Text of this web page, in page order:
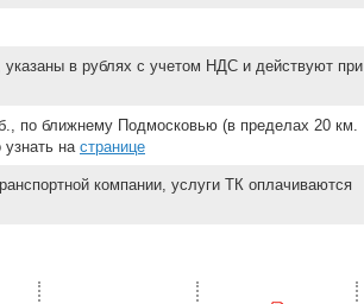
в рублях с учетом НДС и действуют при
по ближнему Подмосковью (в пределах 20 км.
на странице
компании, услуги ТК оплачиваются